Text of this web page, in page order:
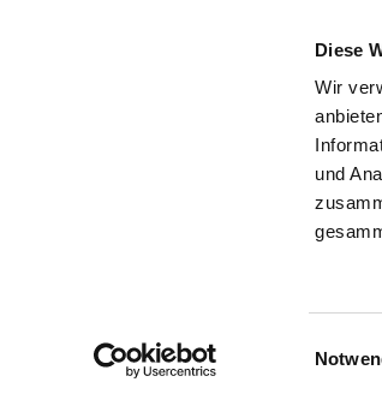
Diese
Wir
und
Zurück zu den